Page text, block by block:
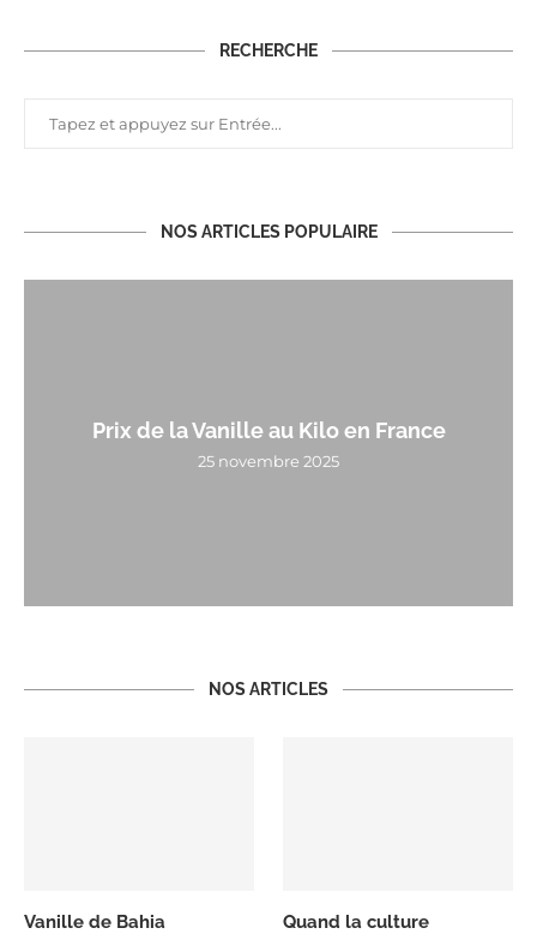
RECHERCHE
NOS ARTICLES POPULAIRE
Prix de la Vanille au Kilo en France
25 novembre 2025
NOS ARTICLES
Vanille de Bahia
Quand la culture